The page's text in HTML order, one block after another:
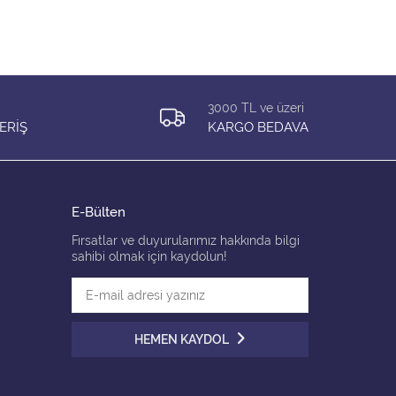
3000 TL ve üzeri
KARGO BEDAVA
E-Bülten
Fırsatlar ve duyurularımız hakkında bilgi
sahibi olmak için kaydolun!
HEMEN KAYDOL